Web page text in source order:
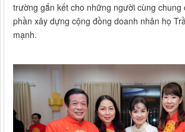
trường gắn kết cho những người cùng
phần xây dựng cộng đồng doanh nhân họ
mạnh.